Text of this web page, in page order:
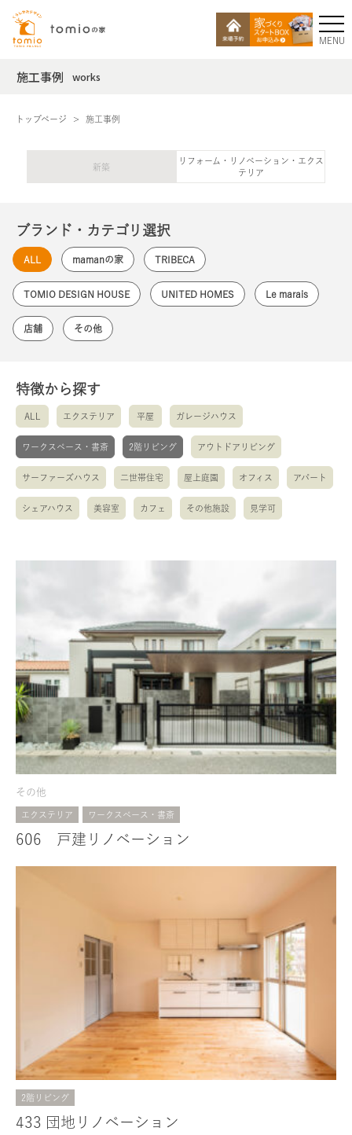
MENU
施工事例 works
トップページ 施工事例
新築
リフォーム・リノベーション・エクス
テリア
ブランド・カテゴリ選択
ALL mamanの家 TRIBECA
TOMIO DESIGN HOUSE UNITED HOMES Le marais
店舗 その他
特徴から探す
ALL エクステリア 平屋 ガレージハウス
ワークスペース・書斎 2階リビング アウトドアリビング
サーファーズハウス 二世帯住宅 屋上庭園 オフィス アパート
シェアハウス 美容室 カフェ その他施設 見学可
その他
エクステリア ワークスペース・書斎
606 戸建リノベーション
2階リビング
433 団地リノベーション